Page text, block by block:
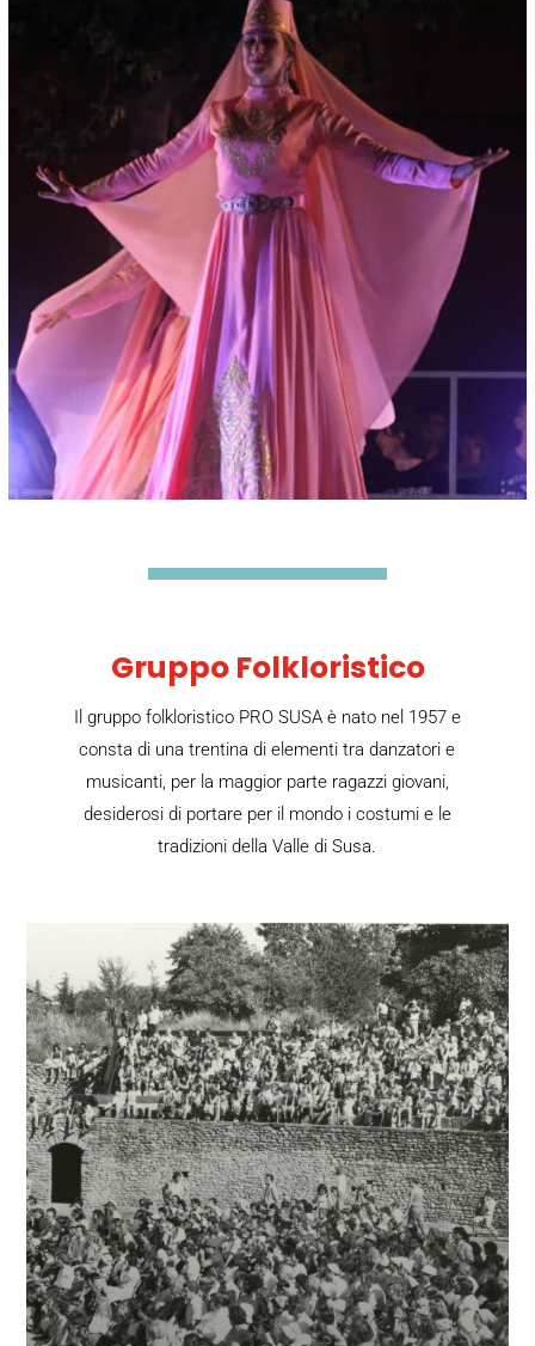
Gruppo Folkloristico
Il gruppo folkloristico PRO SUSA è nato nel 1957 e
consta di una trentina di elementi tra danzatori e
musicanti, per la maggior parte ragazzi giovani,
desiderosi di portare per il mondo i costumi e le
tradizioni della Valle di Susa.